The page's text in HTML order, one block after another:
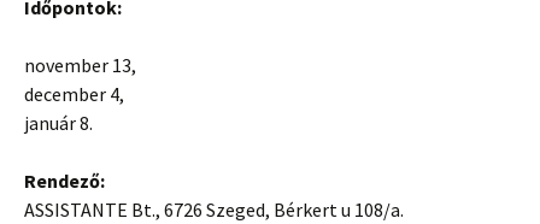
Időpontok:
november 13,
december 4,
január 8.
Rendező:
ASSISTANTE Bt., 6726 Szeged, Bérkert u 108/a.